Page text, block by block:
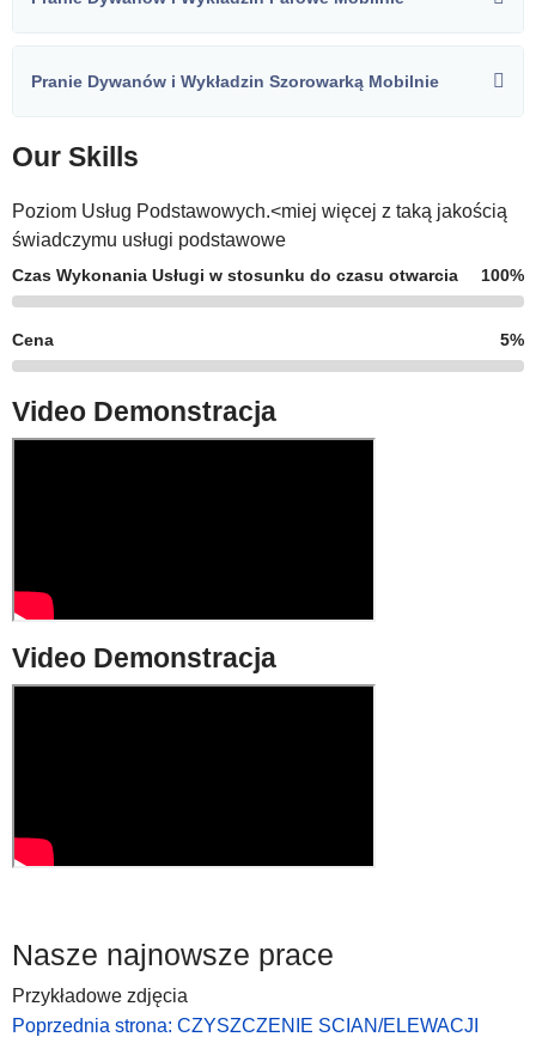
Pranie Dywanów i Wykładzin Szorowarką Mobilnie
Our Skills
Poziom Usług Podstawowych.<miej więcej z taką jakością
świadczymu usługi podstawowe
Czas Wykonania Usługi w stosunku do czasu otwarcia 100%
Cena 5%
Video Demonstracja
Video Demonstracja
Nasze najnowsze prace
Przykładowe zdjęcia
Poprzednia strona: CZYSZCZENIE SCIAN/ELEWACJI